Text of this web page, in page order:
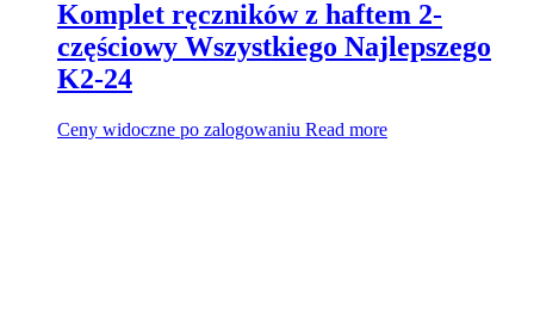
Komplet ręczników z haftem 2-
częściowy Wszystkiego Najlepszego
K2-24
Ceny widoczne po zalogowaniu Read more